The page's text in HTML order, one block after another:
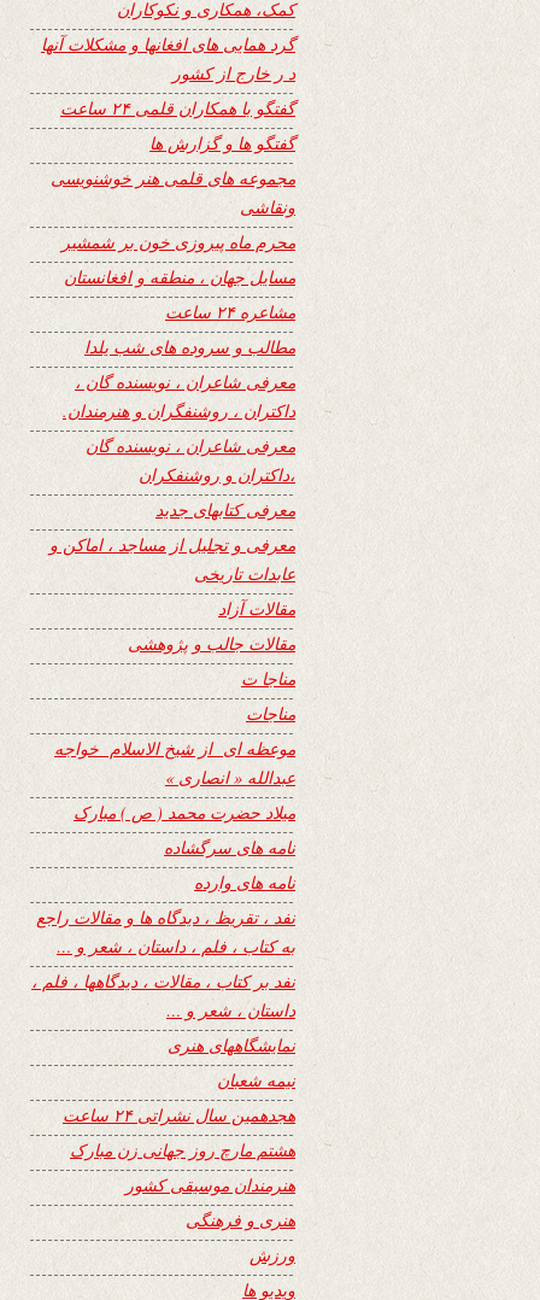
کمک، همکاری و نکوکاران
گرد همایی های افغانها و مشکلات آنها
د ر خارج از کشور
گفتگو با همکاران قلمی ۲۴ ساعت
گفتگو ها و گزارش ها
مجموعه های قلمی هنر خوشنویسی
ونقاشی
محرم ماه پیروزی خون بر شمشیر
مسایل جهان ، منطقه و افغانستان
مشاعره ۲۴ ساعت
مطالب و سروده های شب یلدا
معرفی شاعران ، نویسنده گان ،
داکتران ، روشنفگران و هنرمندان.
معرفی شاعران ، نویسنده گان
،داکتران و روشنفکران
معرفی کتابهای جدید
معرفی و تجلیل از مساجد ، اماکن و
عابدات تاریخی
مقالات آزاد
مقالات جالب و پژوهشی
مناجا ت
مناجات
موعظه ای از شیخ الاسلام خواجه
عبدالله « انصاری »
میلاد حضرت محمد ( ص ) مبارک
نامه های سرگشاده
نامه های وارده
نفد ، تقریظ ، دیدگاه ها و مقالات راجع
به کتاب ، فلم ، داستان ، شعر و …
نفد بر کتاب ، مقالات ، دیدگاهها ، فلم ،
داستان ، شعر و …
نمایشگاههای هنری
نیمه شعبان
هجدهمین سال نشراتی ۲۴ ساعت
هشتم مارچ روز جهانی زن مبارک
هنرمندان موسیقی کشور
هنری و فرهنگی
ورزش
ویدیو ها